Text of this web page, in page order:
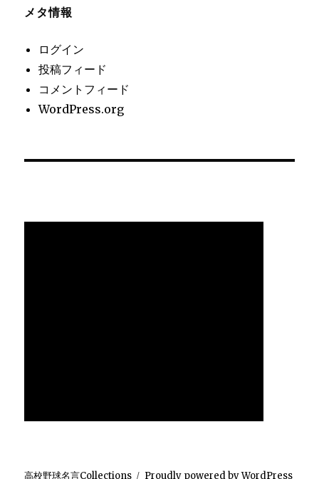
メタ情報
ログイン
投稿フィード
コメントフィード
WordPress.org
高校野球名言Collections Proudly powered by WordPress